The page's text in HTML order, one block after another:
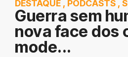
DESTAQUE , PODCASTS ,
Guerra sem
nova face dos
mode...